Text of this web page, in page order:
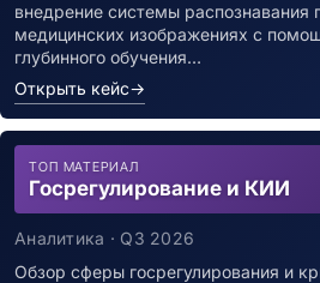
внедрение системы распознавания
медицинских изображениях с
глубинного обучения…
Открыть кейс→
ТОП МАТЕРИАЛ
Госрегулирование и КИИ
Аналитика · Q3 2026
Обзор сферы госрегулирования и